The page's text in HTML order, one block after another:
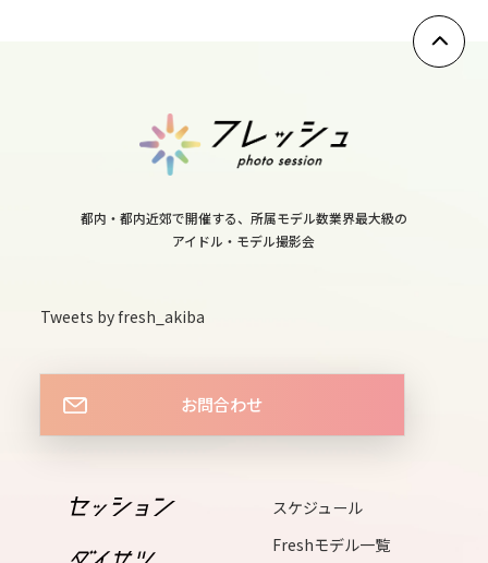
14
15
sun
17
tue
都内・都内近郊で開催する、所属モデル数業界最大級の
アイドル・モデル撮影会
Tweets by fresh_akiba
お問合わせ
スケジュール
Freshモデル一覧